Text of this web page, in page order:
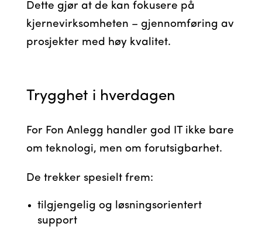
Dette gjør at de kan fokusere på
kjernevirksomheten – gjennomføring av
prosjekter med høy kvalitet.
Trygghet i hverdagen
For Fon Anlegg handler god IT ikke bare
om teknologi, men om forutsigbarhet.
De trekker spesielt frem:
tilgjengelig og løsningsorientert
support